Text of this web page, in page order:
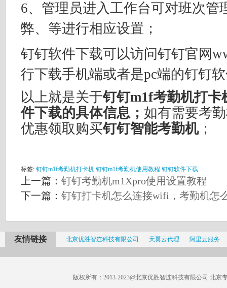
6、管理员进入工作台可对班次管
弊、等进行相应设置；
钉钉软件下载可以访问钉钉官网
行下载手机端或者是pc端的钉钉
以上就是关于钉钉m1f考勤机打卡
件下载的具体信息； 如有需要考
优惠领取购买钉钉智能考勤机；
标签: 钉钉m1f考勤机打卡机 钉钉m1f考勤机使用教程 钉钉软件下载
上一篇： 钉钉考勤机m1Xpro使用设置教程
下一篇： 钉钉打卡机怎么连接wifi，考勤机怎
友情链接 北京优胜智连科技有限公司 天翼云代理 阿里云服务
版权所有：2013-2023@北京优胜智连科技有限公司 北京